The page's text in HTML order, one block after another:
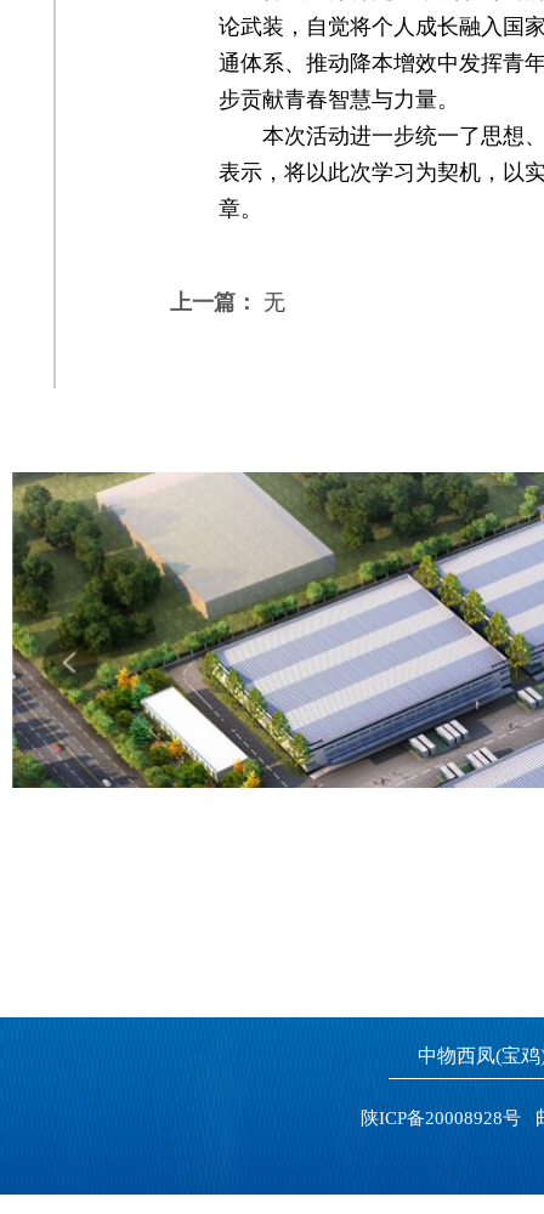
论武装，自觉将个人成长融入国
通体系、推动降本增效中发挥青
步贡献青春智慧与力量。
本次活动进一步统一了思想
表示，将以此次学习为契机，以
章。
上一篇： 无
中物西凤(宝
陕ICP备20008928号